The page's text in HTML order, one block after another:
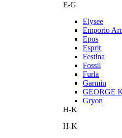
E-G
Elysee
Emporio
Epos
Esprit
Festina
Fossil
Furla
Garmin
GEORGE
Gryon
H-K
H-K